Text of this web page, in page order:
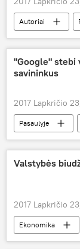
Autoriai
prezidentas
"Google" stebi
savininkus
2017 Lapkričio
Pasaulyje
išmanusis
Valstybės
2017 Lapkričio
Ekonomika